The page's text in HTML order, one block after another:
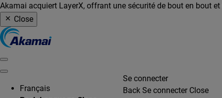
Akamai acquiert LayerX, offrant une sécurité de bout en bout
Close
Français
Se connecter
Back Se connecter Close